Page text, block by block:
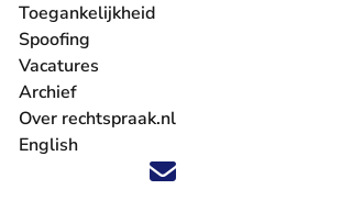
Volg ons op X (Twitter) - U verlaat
Volg ons op Facebook - U verlaat
Volg ons op Instagram - U verlaat
Volg ons op Youtube - U
Volg ons op LinkedIn - U
'Blijf op de hoogte'
Toegankelijkheid
Spoofing
Vacatures
- U verlaat Rechtspraak.nl
Archief
Over rechtspraak.nl
English